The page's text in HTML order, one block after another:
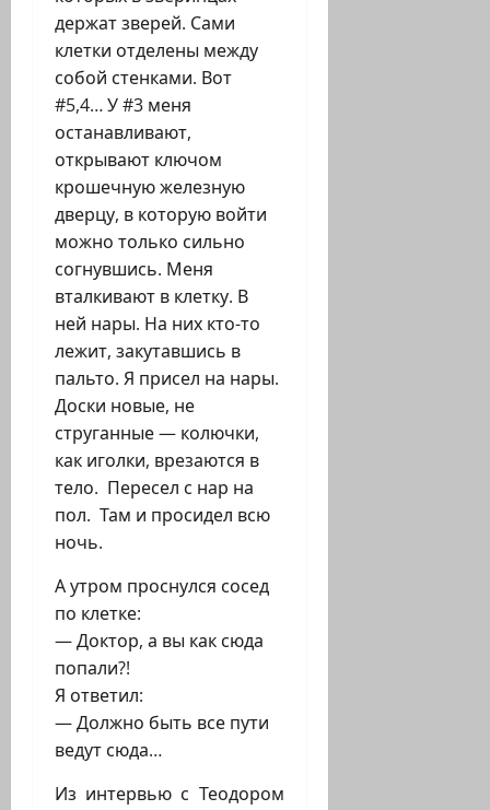
держат зверей. Сами
клетки отделены между
собой стенками. Вот
#5,4… У #3 меня
останавливают,
открывают ключом
крошечную железную
дверцу, в которую войти
можно только сильно
согнувшись. Меня
вталкивают в клетку. В
ней нары. На них кто-то
лежит, закутавшись в
пальто. Я присел на нары.
Доски новые, не
струганные — колючки,
как иголки, врезаются в
тело. Пересел с нар на
пол. Там и просидел всю
ночь.
А утром проснулся сосед
по клетке:
— Доктор, а вы как сюда
попали?!
Я ответил:
— Должно быть все пути
ведут сюда…
Из интервью с Теодором